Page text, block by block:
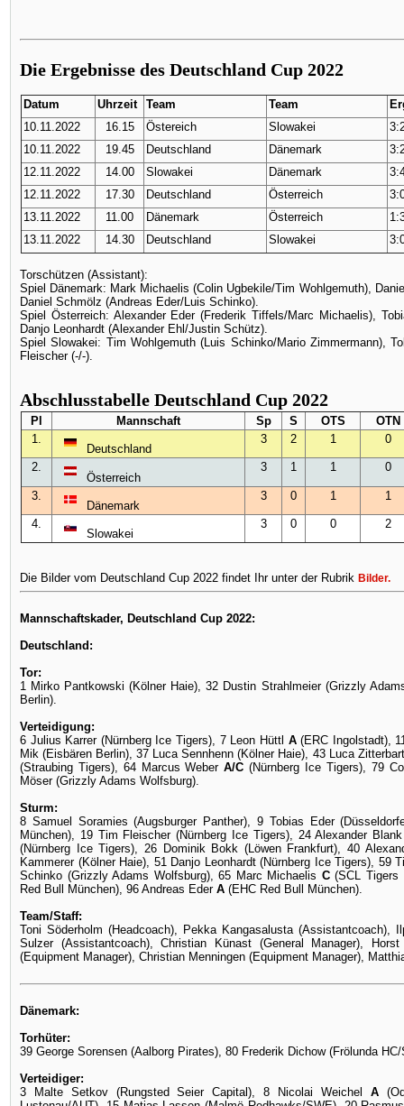
Die Ergebnisse des Deutschland Cup 2022
Datum Uhrzeit Team Team
10.11.2022
16.15 Östereich Slowakei
10.11.2022
19.45 Deutschland Dänemark
12.11.2022
14.00 Slowakei Dänemark
12.11.2022
17.30 Deutschland Österreich
13.11.2022
11.00 Dänemark Österreich
13.11.2022
14.30 Deutschland Slowakei
Torschützen (Assistant):
Spiel Dänemark: Mark Michaelis (Colin Ugbekile/Tim Wohlgemuth),
Daniel Schmölz (Andreas Eder/Luis Schinko).
Spiel Österreich: Alexander Eder (Frederik Tiffels/Marc Michaelis),
Danjo Leonhardt (Alexander Ehl/Justin Schütz).
Spiel Slowakei: Tim Wohlgemuth (Luis Schinko/Mario Zimmermann),
Fleischer (-/-).
Abschlusstabelle Deutschland Cup 2022
Pl Mannschaft Sp S OTS
OTN
1.
Deutschland
3 2 1 0
2.
Österreich
3 1 1 0
3.
Dänemark
3 0 1 1
4.
Slowakei
3 0 0 2
Die Bilder vom Deutschland Cup 2022 findet Ihr unter der Rubrik Bilder.
Mannschaftskader, Deutschland Cup 2022:
Deutschland:
Tor:
1 Mirko Pantkowski (Kölner Haie), 32 Dustin Strahlmeier (Grizzly
Berlin).
Verteidigung:
6 Julius Karrer (Nürnberg Ice Tigers), 7 Leon Hüttl A(ERC Ingolstadt),
Mik (Eisbären Berlin), 37 Luca Sennhenn (Kölner Haie), 43 Luca
(Straubing Tigers), 64 Marcus WeberA/C(Nürnberg Ice Tigers), 79
Möser (Grizzly Adams Wolfsburg).
Sturm:
8 Samuel Soramies (Augsburger Panther), 9 Tobias Eder
München), 19 Tim Fleischer (Nürnberg Ice Tigers), 24 Alexander
(Nürnberg Ice Tigers), 26 Dominik Bokk (Löwen Frankfurt), 40
Kammerer (Kölner Haie), 51 Danjo Leonhardt (Nürnberg Ice Tigers), 59
Schinko (Grizzly Adams Wolfsburg), 65 Marc Michaelis C(SCL
Red Bull München), 96 Andreas Eder A (EHC Red Bull München).
Team/Staff:
Toni Söderholm (Headcoach), Pekka Kangasalusta (Assistantcoach),
Sulzer (Assistantcoach), Christian Künast (General Manager),
(Equipment Manager), Christian Menningen (Equipment Manager),
Dänemark:
Torhüter:
39 George Sorensen (Aalborg Pirates), 80 Frederik Dichow (Frölunda
Verteidiger:
3 Malte Setkov (Rungsted Seier Capital), 8 Nicolai Weichel A